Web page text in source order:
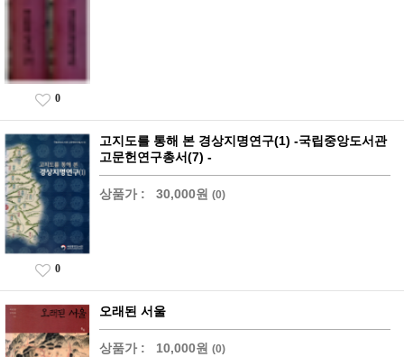
0
고지도를 통해 본 경상지명연구(1) -국립중앙도서관
고문헌연구총서(7) -
상품가 : 30,000원 (0)
0
오래된 서울
상품가 : 10,000원 (0)